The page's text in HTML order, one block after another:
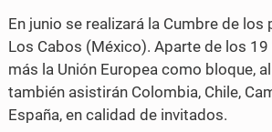
En junio se realizará la Cumbre de los
Los Cabos (México). Aparte de los
más la Unión Europea como bloque,
también asistirán Colombia, Chile,
España, en calidad de invitados.